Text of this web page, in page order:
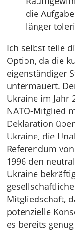
die
länger
Ich selbst teile
Option, da die
eigenständiger
untermauert.
Ukraine im Jahr
NATO-Mitglied
Deklaration
Ukraine, die
Referendum
1996 den
Ukraine
Mitgliedschaft,
potenzielle
es bereits